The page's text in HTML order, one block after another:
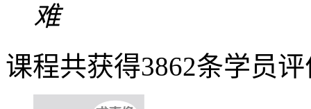
难
课程共获得3862条学员